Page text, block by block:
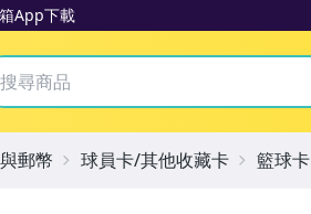
App下載
拍賣
郵幣 球員卡/其他收藏卡 籃球卡